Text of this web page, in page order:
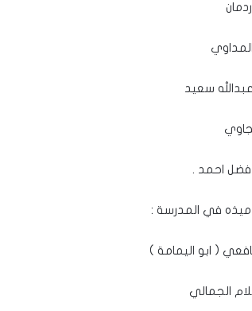
سعيد
احمد .
في المدرسة :
( ابو اليمامة )
الجمالي